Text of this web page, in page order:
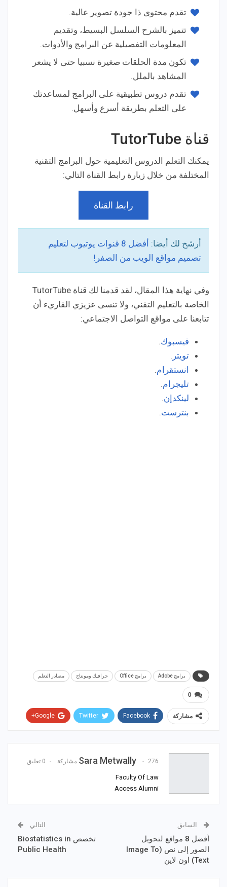
تقدم محتوى ذا جودة تصوير عالية.
تتميز بالشرح السلسل البسيط، وتقديم
المعلومات التفصيلية عن البرامج والأدوات.
تكون مدة الحلقات صغيرة نسبيا حتى لا يشعر
المشاهد بالملل.
تقدم دروس تطبيقية على البرامج لمساعدتك
على التعلم بطريقة أسرع وأسهل.
قناة TutorTube
يمكنك التعلم الدروس التعليمية حول البرامج التقنية
المختلفة من خلال زيارة رابط القناة التالي:
رابط القناة
أرشح لك أيضا:
أفضل 8 قنوات يوتيوب لتعليم
تصميم مواقع الويب من الصفر!
وفي نهاية هذا المقال، لقد قدمنا لك قناة TutorTube
الخاصة بالتعليم التقني، ولا تنسى عزيزي القاريء أن
تتابعنا على مواقع التواصل الاجتماعي:
فيسبوك.
تويتر .
انستقرام.
تليجرام.
لينكدإن.
بنترست.
برامج Adobe برامج Office جرافيك ومونتاج مصادر التعلم
0
مشاركة Facebook
Twitter
Google+
Sara Metwally 276 مشاركة 0 تعليق
Faculty Of Law
Access Alumni
السابق
أفضل 8 مواقع لتحويل
الصور إلى نص (Image To
Text) اون لاين
التالي
تخصص Biostatistics in
Public Health